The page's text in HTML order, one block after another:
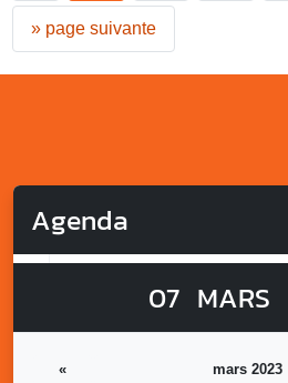
» page suivante
Agenda
07 MARS
« mars 2023